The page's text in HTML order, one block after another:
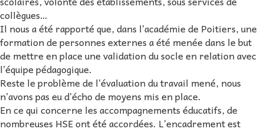
collègues…
Il nous a été rapporté que, dans l’académie de Poitiers, une
formation de personnes externes a été menée dans le but
de mettre en place une validation du socle en relation avec
l’équipe pédagogique.
Reste le problème de l’évaluation du travail mené, nous
n’avons pas eu d’écho de moyens mis en place.
En ce qui concerne les accompagnements éducatifs, de
nombreuses HSE ont été accordées. L’encadrement est